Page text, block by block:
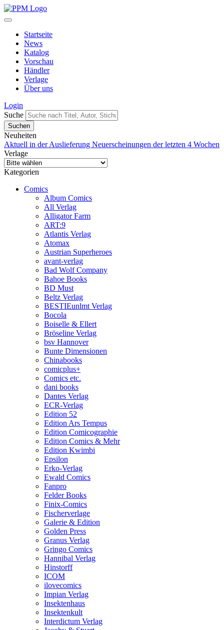
Startseite
News
Katalog
Vorschau
Händler
Verlage
Über uns
Login
Suche
Neuheiten
Aktuell in der Auslieferung Neuerscheinungen der letzten 4 Wochen
Verlage
Kategorien
Comics
Album Comics
All Verlag
Alligator Farm
ART:9
Atlantis Verlag
Atomax
Austrian Superheroes
avant-verlag
Bad Wolf Company
Bahoe Books
BD Must
Beltz Verlag
BESTIEunlmt Verlag
Bocola
Boiselle & Ellert
Bröseline Verlag
bsv Hannover
Bunte Dimensionen
Chinabooks
comicplus+
Comics etc.
dani books
Dantes Verlag
ECR-Verlag
Edition 52
Edition Ars Tempus
Edition Comicographie
Edition Comics & Mehr
Edition Kwimbi
Epsilon
Erko-Verlag
Ewald Comics
Fanpro
Felder Books
Finix-Comics
Fischerverlage
Galerie & Edition
Golden Press
Granus Verlag
Gringo Comics
Hannibal Verlag
Hinstorff
ICOM
ilovecomics
Impian Verlag
Insektenhaus
Insektenkult
Interdictum Verlag